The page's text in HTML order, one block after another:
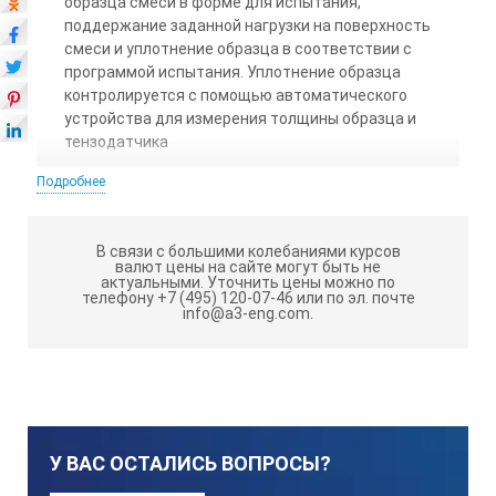
поддержание заданной нагрузки на поверхность
смеси и уплотнение образца в соответствии с
программой испытания. Уплотнение образца
контролируется с помощью автоматического
устройства для измерения толщины образца и
тензодатчика
Внедрение лабораторной информационной системы
Сохранение и редактирование параметров
испытания сокращает время для подготовки
испытания и облегчает повседневную
подробной информации о заданных условиях
Подробнее
В связи с большими колебаниями курсов
валют цены на сайте могут быть не
актуальными. Уточнить цены можно по
телефону +7 (495) 120-07-46 или по эл. почте
info@a3-eng.com.
У ВАС ОСТАЛИСЬ ВОПРОСЫ?